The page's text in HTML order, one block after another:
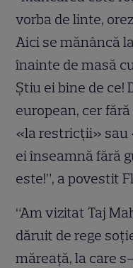
vorba de linte,
Aici se mănâncă
înainte de masă
Ştiu ei bine de ce!
european, cer
«la restricţii» sau
ei înseamnă fără
este!”, a povestit
“Am vizitat Taj
dăruit de rege
măreaţă, la care